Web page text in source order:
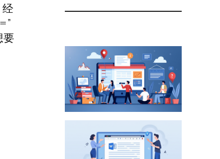
要